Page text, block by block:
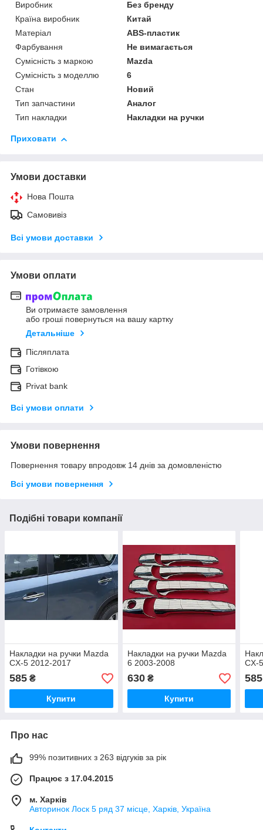
Виробник
Без бренду
Країна виробник
Китай
Матеріал
ABS-пластик
Фарбування
Не вимагається
Сумісність з маркою
Mazda
Сумісність з моделлю
6
Стан
Новий
Тип запчастини
Аналог
Тип накладки
Накладки на ручки
Приховати
Умови доставки
Нова Пошта
Самовивіз
Всі умови доставки
Умови оплати
Ви отримаєте замовлення
або гроші повернуться на вашу картку
Детальніше
Післяплата
Готівкою
Privat bank
Всі умови оплати
Умови повернення
Повернення товару впродовж 14 днів за домовленістю
Всі умови повернення
Подібні товари компанії
Накладки на ручки Mazda
CX-5 2012-2017
585 ₴
Купити
Накладки на ручки Mazda
6 2003-2008
630₴
Купити
CX-
585
Про нас
99% позитивних з 263 відгуків за рік
Працює з 17.04.2015
м. Харків
Авторинок Лоск 5 ряд 37 місце, Харків, Україна